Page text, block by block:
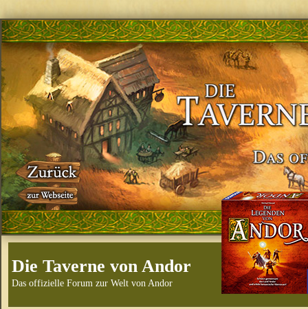
Die Taverne von Andor
Das offizielle Forum zur Welt von Andor